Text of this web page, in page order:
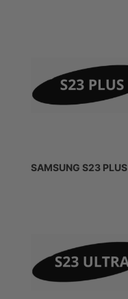
SAMSUNG S23 PLUS